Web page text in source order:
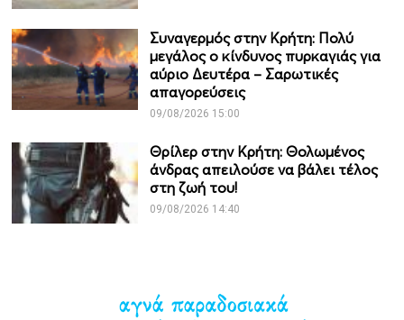
Συναγερμός στην Κρήτη: Πολύ
μεγάλος ο κίνδυνος πυρκαγιάς για
αύριο Δευτέρα – Σαρωτικές
απαγορεύσεις
09/08/2026 15:00
Θρίλερ στην Κρήτη: Θολωμένος
άνδρας απειλούσε να βάλει τέλος
στη ζωή του!
09/08/2026 14:40